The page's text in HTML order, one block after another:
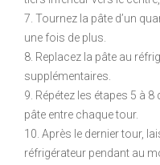
7. Tournez la pâte d’un
une fois de plus.
8. Replacez la pâte au
supplémentaires.
9. Répétez les étapes 5 à
pâte entre chaque tour.
10. Après le dernier tour,
réfrigérateur pendant au